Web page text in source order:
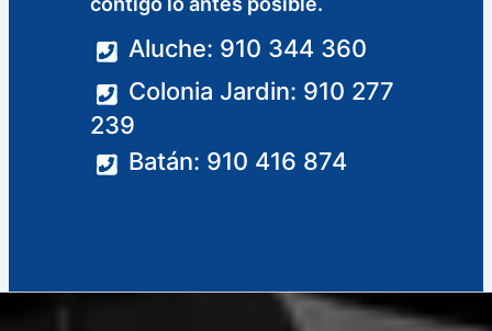
Aluche: 910 344 360
Colonia Jardin: 910 277
239
Batán: 910 416 874